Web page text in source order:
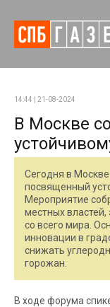
14:44 | 21-08-2024
В Москве
Сегодня в
посвященный
Мероприятие
местных властей,
со всего мира.
инновации в
снижать
горожан.
В ходе форума